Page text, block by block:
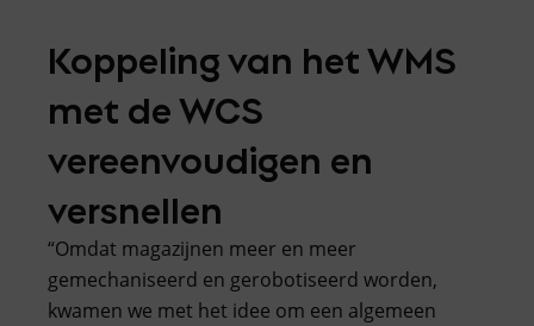
Koppeling van het WMS
met de WCS
vereenvoudigen en
versnellen
“Omdat magazijnen meer en meer
gemechaniseerd en gerobotiseerd worden,
kwamen we met het idee om een algemeen